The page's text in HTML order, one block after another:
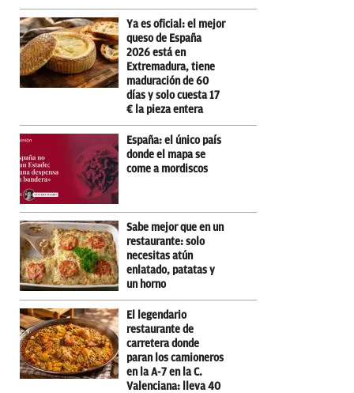
Ya es oficial: el mejor
queso de España
2026 está en
Extremadura, tiene
maduración de 60
días y solo cuesta 17
€ la pieza entera
España: el único país
donde el mapa se
come a mordiscos
Sabe mejor que en un
restaurante: solo
necesitas atún
enlatado, patatas y
un horno
El legendario
restaurante de
carretera donde
paran los camioneros
en la A-7 en la C.
Valenciana: lleva 40